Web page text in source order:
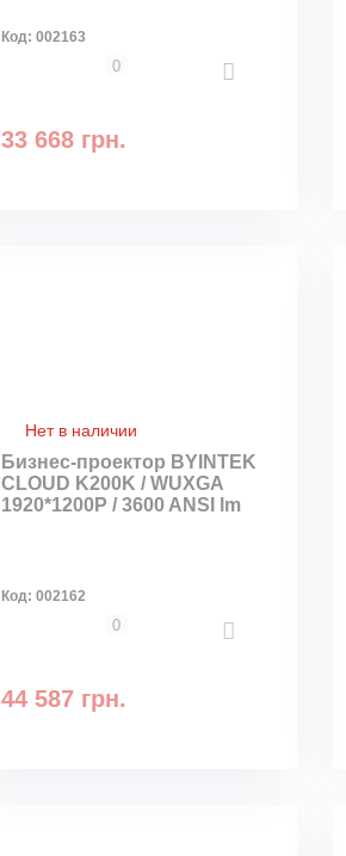
Код: 002163
0
33 668 грн.
Нет в наличии
Бизнес-проектор BYINTEK
CLOUD K200K / WUXGA
1920*1200P / 3600 ANSI lm
Код: 002162
0
44 587 грн.